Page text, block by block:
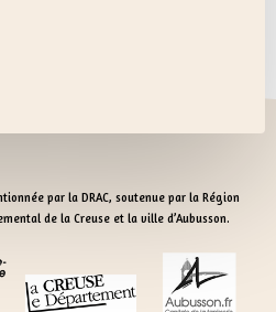
par la DRAC, soutenue par la Région
de la Creuse et la ville d’Aubusson.